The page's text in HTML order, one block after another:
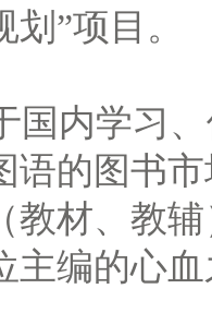
划”项目。
内学习、
语的图书
教材、教
主编的心血